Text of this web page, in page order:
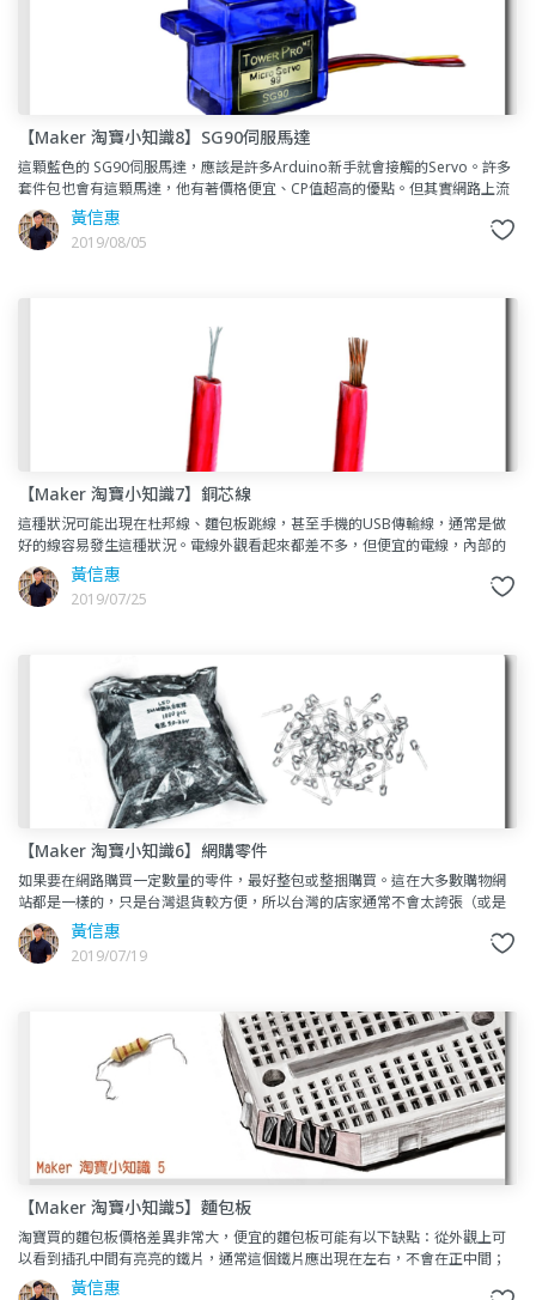
【Maker 淘寶小知識8】SG90伺服馬達
這顆藍色的 SG90伺服馬達，應該是許多Arduino新手就會接觸的Servo。許多
套件包也會有這顆馬達，他有著價格便宜、CP值超高的優點。但其實網路上流
通的SG90 Servo 有許多不是原廠，如果
黃信惠
2019/08/05
【Maker 淘寶小知識7】銅芯線
這種狀況可能出現在杜邦線、麵包板跳線，甚至手機的USB傳輸線，通常是做
好的線容易發生這種狀況。電線外觀看起來都差不多，但便宜的電線，內部的
銅芯線可能少很多，甚至有些混其他原料來做電線。如果切開後，內部
黃信惠
2019/07/25
【Maker 淘寶小知識6】網購零件
如果要在網路購買一定數量的零件，最好整包或整捆購買。這在大多數購物網
站都是一樣的，只是台灣退貨較方便，所以台灣的店家通常不會太誇張（或是
很誠實地跟你說會有以下問題）。首先要知道網拍商家或是零售商在拿到
黃信惠
2019/07/19
【Maker 淘寶小知識5】麵包板
淘寶買的麵包板價格差異非常大，便宜的麵包板可能有以下缺點：從外觀上可
以看到插孔中間有亮亮的鐵片，通常這個鐵片應出現在左右，不會在正中間；
這是由於裡面長條型的鐵夾歪掉，直接擋住洞孔不讓你插進零件。這種麵
黃信惠